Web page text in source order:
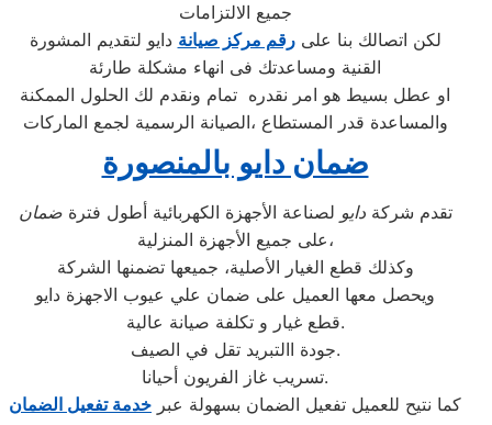
جميع الالتزامات
لكن اتصالك بنا علىرقم مركز صيانة دايو لتقديم المشورة
القنية ومساعدتك فى انهاء مشكلة طارئة
او عطل بسيط هو امر نقدره تمام ونقدم لك الحلول الممكنة
والمساعدة قدر المستطاع ،الصيانة الرسمية لجمع الماركات
ضمان دايو بالمنصورة
تقدم شركةدايو لصناعة الأجهزة الكهربائية أطول فترةضمان
على جميع الأجهزة المنزلية،
وكذلك قطع الغيار الأصلية، جميعها تضمنها الشركة
ويحصل معها العميل على ضمان علي عيوب الاجهزة دايو
قطع غيار و تكلفة صيانة عالية.
جودة االتبريد تقل في الصيف.
تسريب غاز الفريون أحيانا.
كما نتيح للعميل تفعيل الضمان بسهولة عبر خدمة تفعيل الضمان